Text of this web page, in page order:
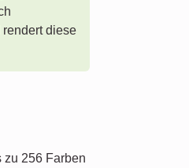
diese
zu 256 Farben